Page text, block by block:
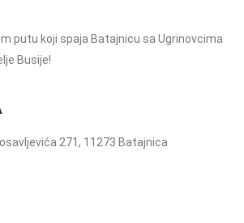
putu koji spaja Batajnicu sa Ugrinovcima
Busije!
271, 11273 Batajnica